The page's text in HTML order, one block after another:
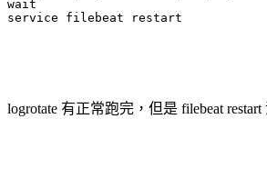
wait
service filebeat restart
logrotate 有正常跑完，但是 filebeat